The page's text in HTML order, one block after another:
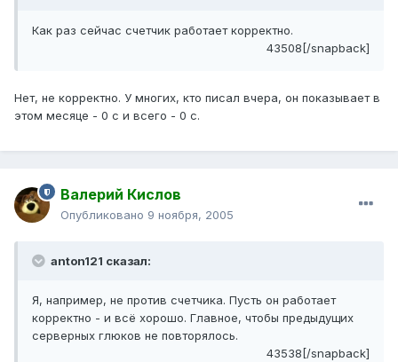
Как раз сейчас счетчик работает корректно.
43508[/snapback]
Нет, не корректно. У многих, кто писал вчера, он показывает в
этом месяце - 0 с и всего - 0 с.
Валерий Кислов
Опубликовано 9 ноября, 2005
anton121 сказал:
Я, например, не против счетчика. Пусть он работает
корректно - и всё хорошо. Главное, чтобы предыдущих
серверных глюков не повторялось.
43538[/snapback]